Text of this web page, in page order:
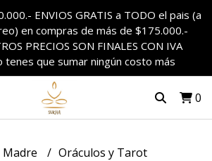
ENVIOS GRATIS a TODO el pais (a
en compras de más de $175.000.-
PRECIOS SON FINALES CON IVA
tenes que sumar ningún costo más
0
Madre Oráculos y Tarot